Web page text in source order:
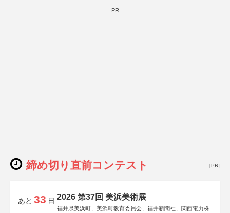
PR
締め切り直前コンテスト [PR]
あと 33 日 2026 第37回 美浜美術展
福井県美浜町、美浜町教育委員会、福井新聞社、関西電力株